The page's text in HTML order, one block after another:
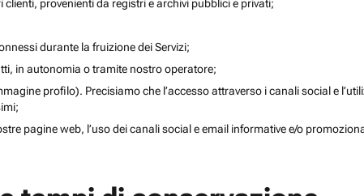
provenienti da registri e archivi pubblici e privati;
durante la fruizione dei Servizi;
in autonomia o tramite nostro operatore;
profilo). Precisiamo che l’accesso attraverso i canali social e
pagine web, l’uso dei canali social e email informative e/o